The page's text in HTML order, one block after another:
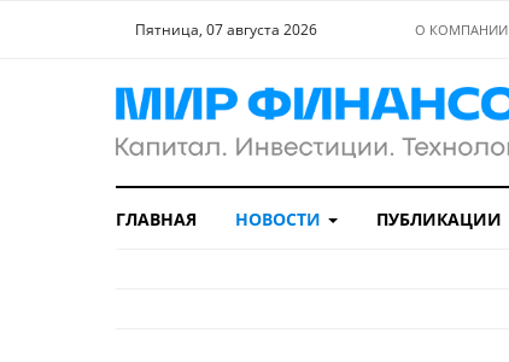
Пятница, 07 августа 2026 О КОМПАНИИ
ГЛАВНАЯ НОВОСТИ ПУБЛИКАЦИИ